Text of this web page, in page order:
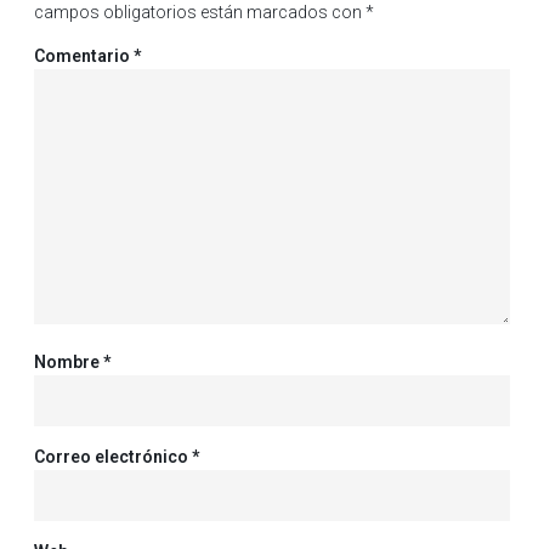
campos obligatorios están marcados con *
Comentario *
Nombre*
Correo electrónico *